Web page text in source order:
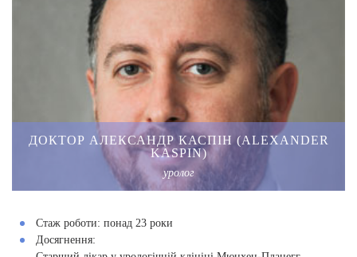
ДОКТОР АЛЕКСАНДР КАСПІН (ALEXANDER
KASPIN)
уролог
Стаж роботи: понад 23 роки
Досягнення: